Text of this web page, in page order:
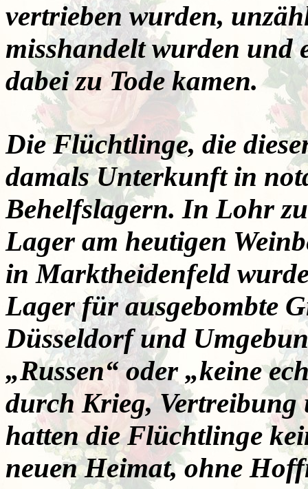
vertrieben wurden,
misshandelt wurden
dabei zu Tode kamen.
Die Flüchtlinge, die
damals Unterkunft in
Behelfslagern. In Lohr
Lager am heutigen
in Marktheidenfeld
Lager für ausgebombte
Düsseldorf und
„Russen“ oder „keine
durch Krieg,
hatten die Flüchtlinge
neuen Heimat, ohne